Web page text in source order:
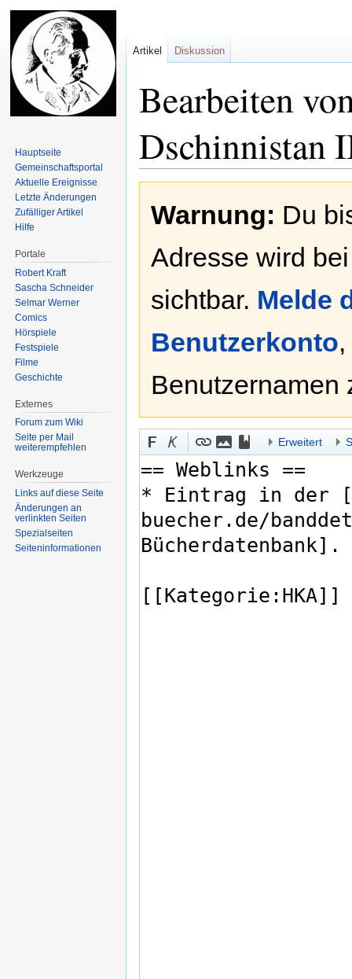
Bearbeiten
Dschinnistan
Navigation
springen
Suche
springen
Warnung: Du
Adresse wird
sichtbar. Melde
Benutzerkonto
Benutzernamen
Erweitert
Artikel Diskussion
Hauptseite
Gemeinschafts­portal
Aktuelle Ereignisse
Letzte Änderungen
Zufälliger Artikel
Hilfe
Portale
Robert Kraft
Sascha Schneider
Selmar Werner
Comics
Hörspiele
Festspiele
Filme
Geschichte
Externes
Forum zum Wiki
Seite per Mail
weiterempfehlen
Werkzeuge
Links auf diese Seite
Änderungen an
verlinkten Seiten
Spezialseiten
Seiten­informationen